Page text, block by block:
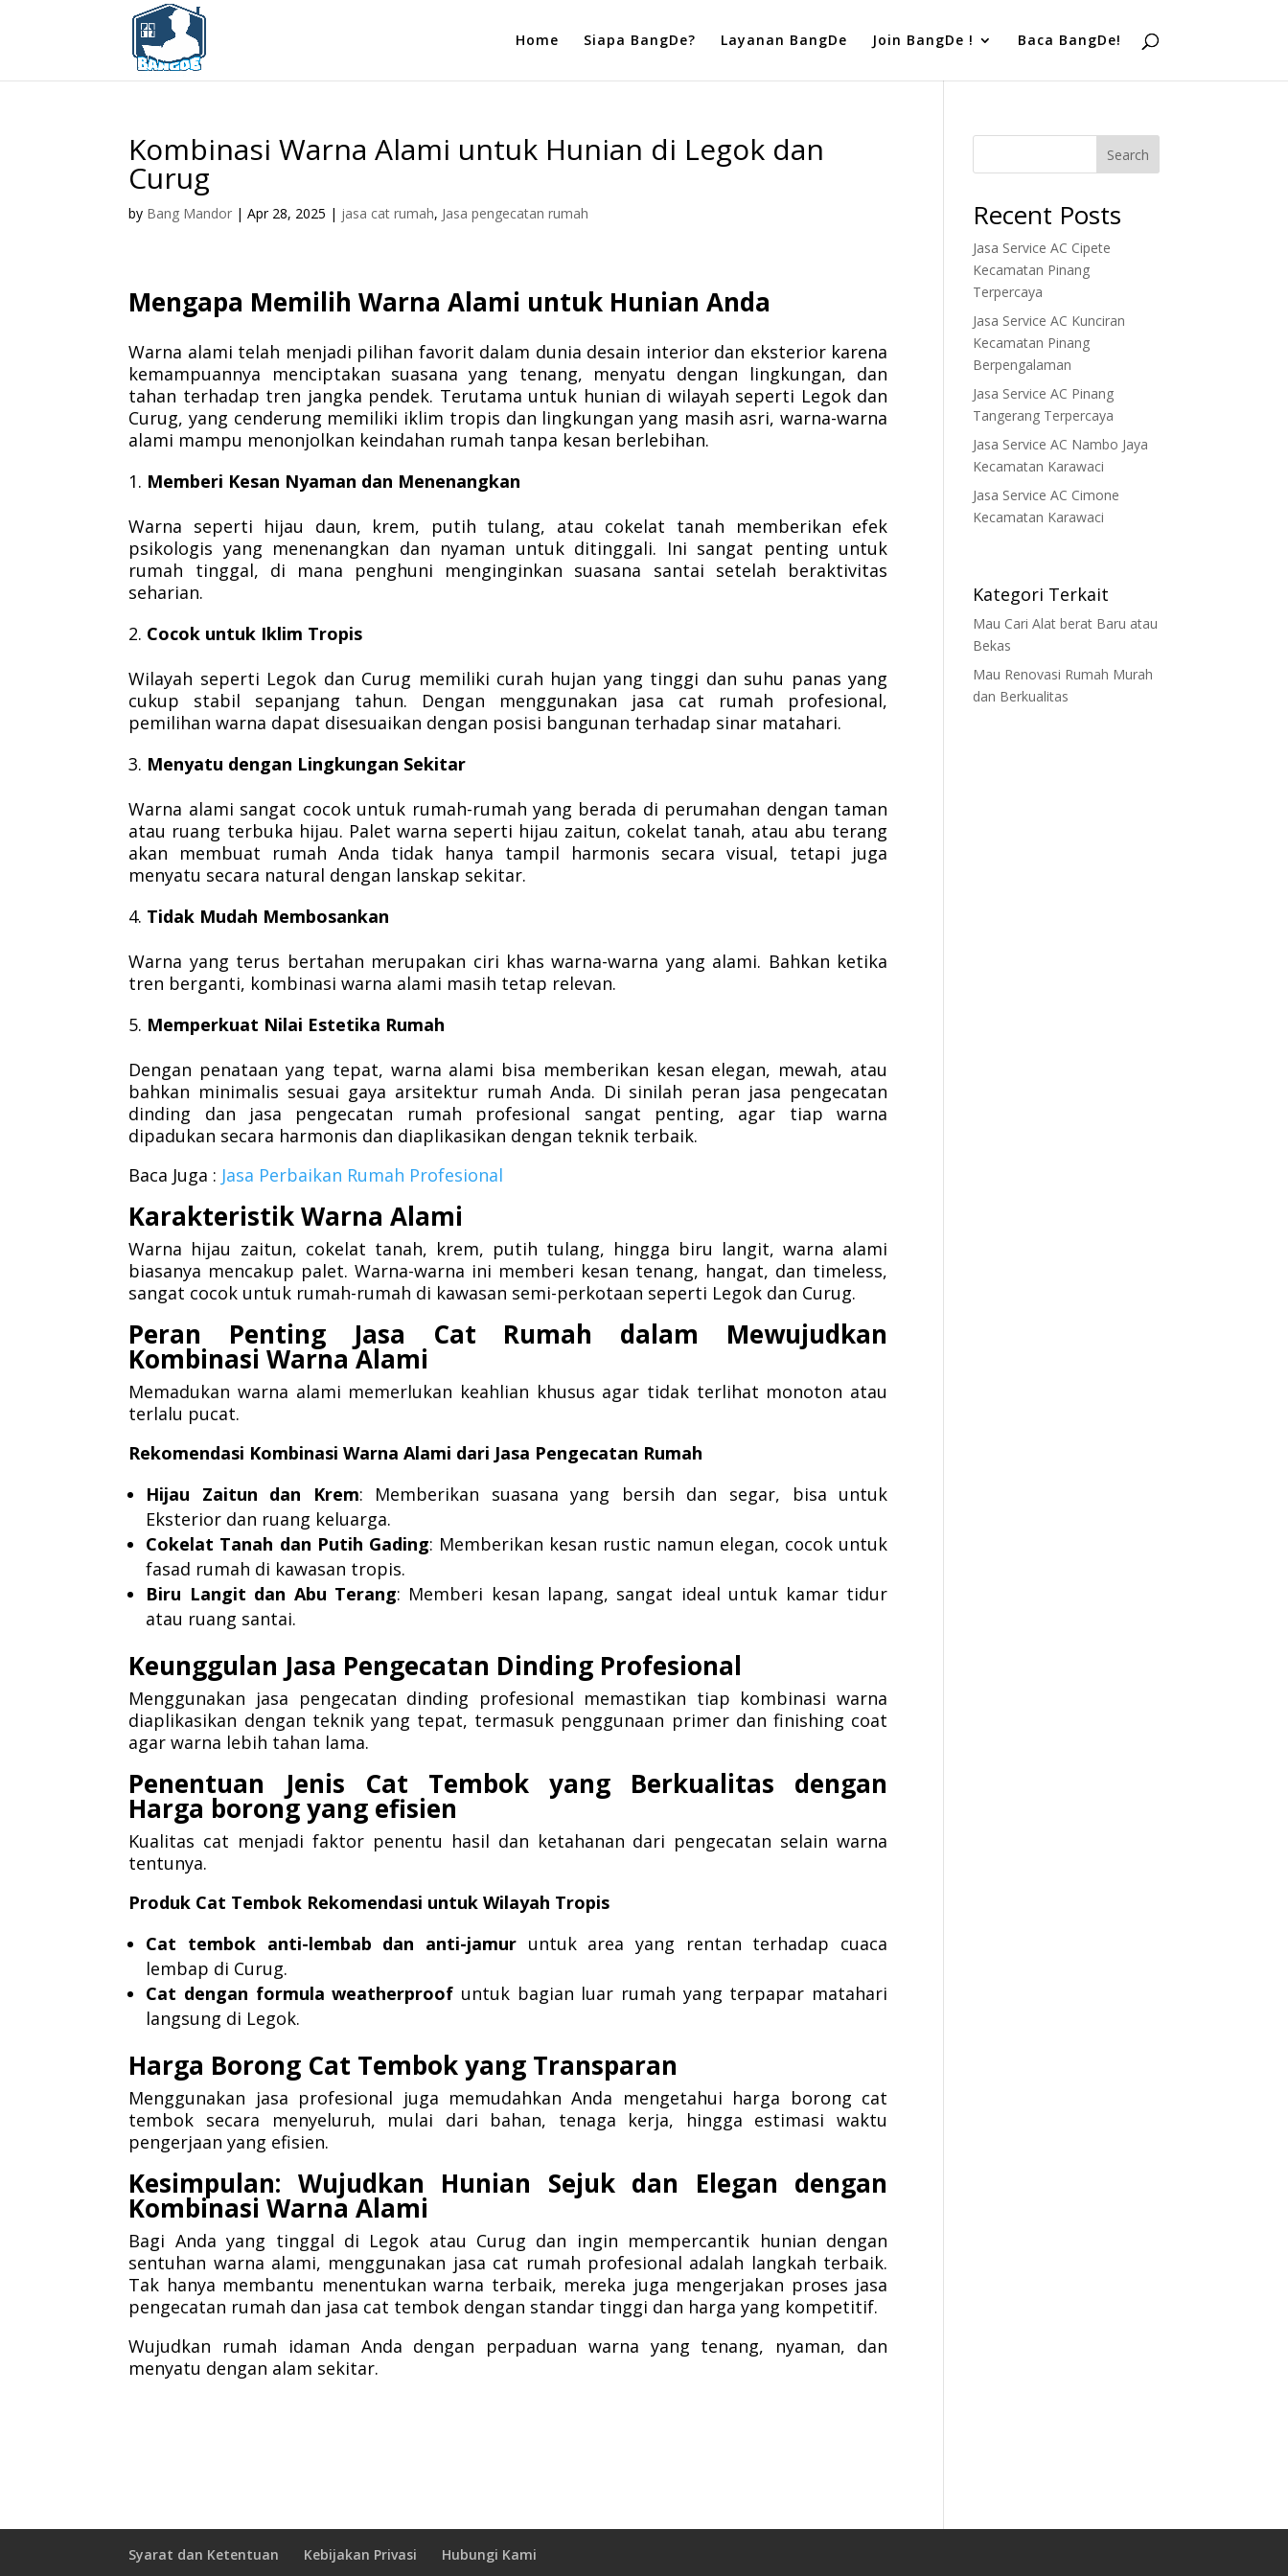
Home Siapa BangDe? Layanan BangDe Join BangDe ! Baca BangDe!
Kombinasi Warna Alami untuk Hunian di Legok dan
Curug
by Bang Mandor |Apr 28, 2025 | jasa cat rumah, Jasa pengecatan rumah
Mengapa Memilih Warna Alami untuk Hunian Anda
Warna alami telah menjadi pilihan favorit dalam dunia desain interior dan eksterior karena
kemampuannya menciptakan suasana yang tenang, menyatu dengan lingkungan, dan
tahan terhadap tren jangka pendek. Terutama untuk hunian di wilayah seperti Legok dan
Curug, yang cenderung memiliki iklim tropis dan lingkungan yang masih asri, warna-warna
alami mampu menonjolkan keindahan rumah tanpa kesan berlebihan.
Memberi Kesan Nyaman dan Menenangkan
Warna seperti hijau daun, krem, putih tulang, atau cokelat tanah memberikan efek
psikologis yang menenangkan dan nyaman untuk ditinggali. Ini sangat penting untuk
rumah tinggal, di mana penghuni menginginkan suasana santai setelah beraktivitas
seharian.
Cocok untuk Iklim Tropis
Wilayah seperti Legok dan Curug memiliki curah hujan yang tinggi dan suhu panas yang
cukup stabil sepanjang tahun. Dengan menggunakan jasa cat rumah profesional,
pemilihan warna dapat disesuaikan dengan posisi bangunan terhadap sinar matahari.
Menyatu dengan Lingkungan Sekitar
Warna alami sangat cocok untuk rumah-rumah yang berada di perumahan dengan taman
atau ruang terbuka hijau. Palet warna seperti hijau zaitun, cokelat tanah, atau abu terang
akan membuat rumah Anda tidak hanya tampil harmonis secara visual, tetapi juga
menyatu secara natural dengan lanskap sekitar.
Tidak Mudah Membosankan
Warna yang terus bertahan merupakan ciri khas warna-warna yang alami. Bahkan ketika
tren berganti, kombinasi warna alami masih tetap relevan.
Memperkuat Nilai Estetika Rumah
Dengan penataan yang tepat, warna alami bisa memberikan kesan elegan, mewah, atau
bahkan minimalis sesuai gaya arsitektur rumah Anda. Di sinilah peran jasa pengecatan
dinding dan jasa pengecatan rumah profesional sangat penting, agar tiap warna
dipadukan secara harmonis dan diaplikasikan dengan teknik terbaik.
Baca Juga : Jasa Perbaikan Rumah Profesional
Karakteristik Warna Alami
Warna hijau zaitun, cokelat tanah, krem, putih tulang, hingga biru langit, warna alami
biasanya mencakup palet. Warna-warna ini memberi kesan tenang, hangat, dan timeless,
sangat cocok untuk rumah-rumah di kawasan semi-perkotaan seperti Legok dan Curug.
Peran Penting Jasa Cat Rumah dalam Mewujudkan
Kombinasi Warna Alami
Memadukan warna alami memerlukan keahlian khusus agar tidak terlihat monoton atau
terlalu pucat.
Rekomendasi Kombinasi Warna Alami dari Jasa Pengecatan Rumah
Hijau Zaitun dan Krem: Memberikan suasana yang bersih dan segar, bisa untuk
Eksterior dan ruang keluarga.
Cokelat Tanah dan Putih Gading: Memberikan kesan rustic namun elegan, cocok untuk
fasad rumah di kawasan tropis.
Biru Langit dan Abu Terang: Memberi kesan lapang, sangat ideal untuk kamar tidur
atau ruang santai.
Keunggulan Jasa Pengecatan Dinding Profesional
Menggunakan jasa pengecatan dinding profesional memastikan tiap kombinasi warna
diaplikasikan dengan teknik yang tepat, termasuk penggunaan primer dan finishing coat
agar warna lebih tahan lama.
Penentuan Jenis Cat Tembok yang Berkualitas dengan
Harga borong yang efisien
Kualitas cat menjadi faktor penentu hasil dan ketahanan dari pengecatan selain warna
tentunya.
Produk Cat Tembok Rekomendasi untuk Wilayah Tropis
Cat tembok anti-lembab dan anti-jamur untuk area yang rentan terhadap cuaca
lembap di Curug.
Cat dengan formula weatherproof untuk bagian luar rumah yang terpapar matahari
langsung di Legok.
Harga Borong Cat Tembok yang Transparan
Menggunakan jasa profesional juga memudahkan Anda mengetahui harga borong cat
tembok secara menyeluruh, mulai dari bahan, tenaga kerja, hingga estimasi waktu
pengerjaan yang efisien.
Kesimpulan: Wujudkan Hunian Sejuk dan Elegan dengan
Kombinasi Warna Alami
Bagi Anda yang tinggal di Legok atau Curug dan ingin mempercantik hunian dengan
sentuhan warna alami, menggunakan jasa cat rumah profesional adalah langkah terbaik.
Tak hanya membantu menentukan warna terbaik, mereka juga mengerjakan proses jasa
pengecatan rumah dan jasa cat tembok dengan standar tinggi dan harga yang kompetitif.
Wujudkan rumah idaman Anda dengan perpaduan warna yang tenang, nyaman, dan
menyatu dengan alam sekitar.
Search
Recent Posts
Jasa Service AC Cipete
Kecamatan Pinang
Terpercaya
Jasa Service AC Kunciran
Kecamatan Pinang
Berpengalaman
Jasa Service AC Pinang
Tangerang Terpercaya
Jasa Service AC Nambo Jaya
Kecamatan Karawaci
Jasa Service AC Cimone
Kecamatan Karawaci
Kategori Terkait
Mau Cari Alat berat Baru atau
Bekas
Mau Renovasi Rumah Murah
dan Berkualitas
Syarat dan Ketentuan Kebijakan Privasi Hubungi Kami